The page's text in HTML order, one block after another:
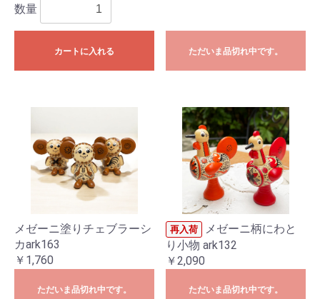
数量
カートに入れる ただいま品切れ中です。
メゼーニ塗りチェブラーシ
カark163
￥1,760
ただいま品切れ中です。
再入荷
メゼーニ柄にわと
り小物 ark132
￥2,090
ただいま品切れ中です。